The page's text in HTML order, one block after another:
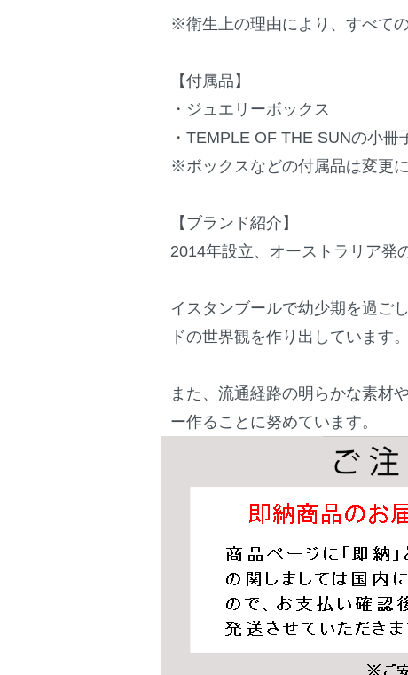
※衛生上の理由により、すべて
【付属品】
・ジュエリーボックス
・TEMPLE OF THE SUNの小冊
※ボックスなどの付属品は変更
【ブランド紹介】
2014年設立、オーストラリア発
イスタンブールで幼少期を過ご
ドの世界観を作り出しています。
また、流通経路の明らかな素材
ー作ることに努めています。